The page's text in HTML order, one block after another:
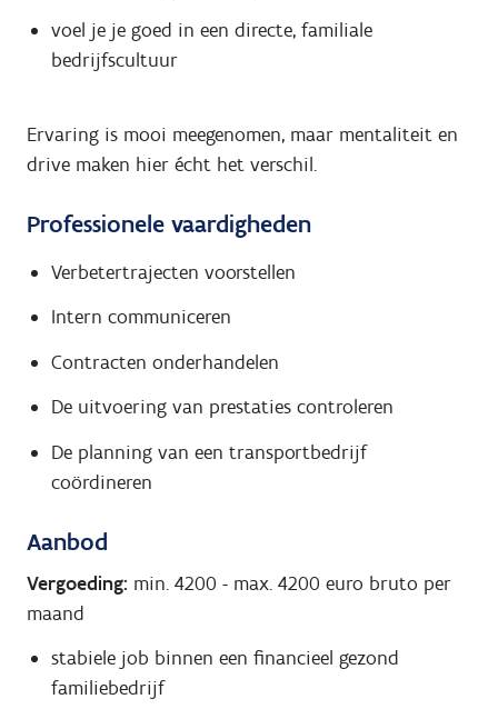
voel je je goed in een directe, familiale
bedrijfscultuur
Ervaring is mooi meegenomen, maar mentaliteit en
drive maken hier écht het verschil.
Professionele vaardigheden
Verbetertrajecten voorstellen
Intern communiceren
Contracten onderhandelen
De uitvoering van prestaties controleren
De planning van een transportbedrijf
coördineren
Aanbod
Vergoeding: min. 4200 - max. 4200 euro bruto per
maand
stabiele job binnen een financieel gezond
familiebedrijf